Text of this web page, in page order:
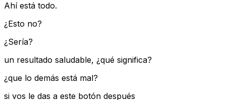
Ahí está todo.
¿Esto no?
¿Sería?
un resultado saludable, ¿qué significa?
¿que lo demás está mal?
si vos le das a este botón después